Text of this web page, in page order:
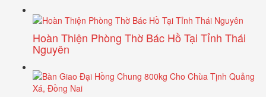
Hoàn Thiện Phòng Thờ Bác Hồ Tại Tỉnh Thái
Nguyên